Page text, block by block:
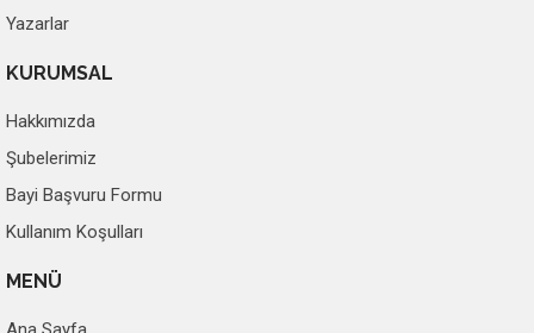
Yazarlar
KURUMSAL
Hakkımızda
Şubelerimiz
Bayi Başvuru Formu
Kullanım Koşulları
MENÜ